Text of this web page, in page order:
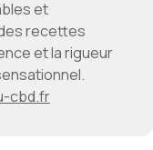
et
recettes
et la rigueur
cbd.fr